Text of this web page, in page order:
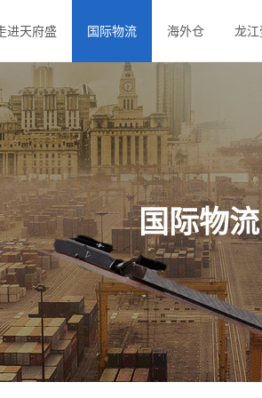
进天府盛 国际物流 海外仓 龙江
国际物流